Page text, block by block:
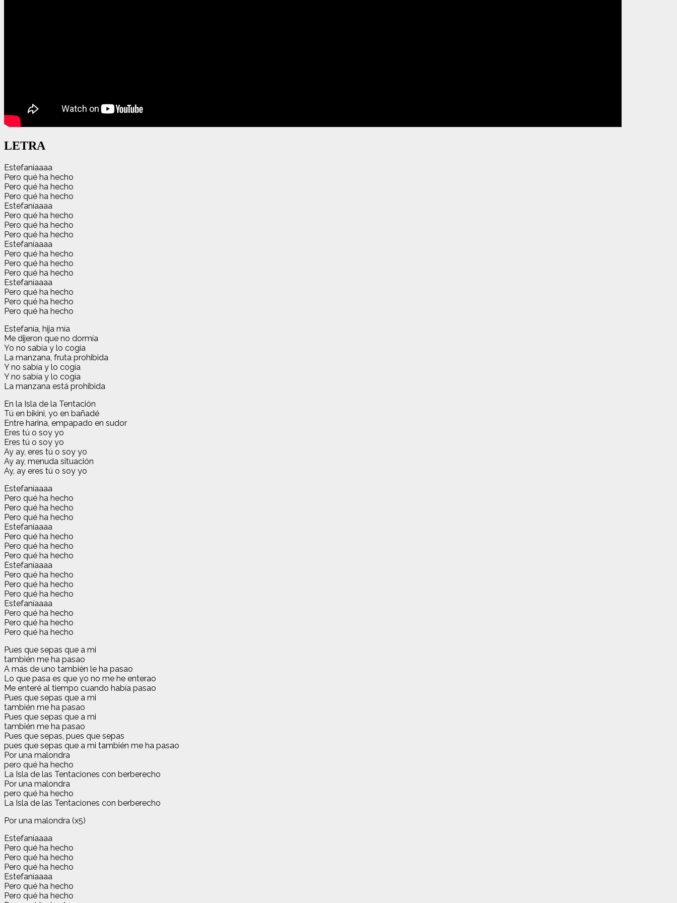
LETRA
Estefaníaaaa
Pero qué ha hecho
Pero qué ha hecho
Pero qué ha hecho
Estefaníaaaa
Pero qué ha hecho
Pero qué ha hecho
Pero qué ha hecho
Estefaníaaaa
Pero qué ha hecho
Pero qué ha hecho
Pero qué ha hecho
Estefaníaaaa
Pero qué ha hecho
Pero qué ha hecho
Pero qué ha hecho
Estefanía, hija mía
Me dijeron que no dormía
Yo no sabía y lo cogía
La manzana, fruta prohibida
Y no sabía y lo cogía
Y no sabía y lo cogía
La manzana está prohibida
En la Isla de la Tentación
Tú en bikini, yo en bañadé
Entre harina, empapado en sudor
Eres tú o soy yo
Eres tú o soy yo
Ay ay, eres tú o soy yo
Ay ay, menuda situación
Ay, ay eres tú o soy yo
Estefaníaaaa
Pero qué ha hecho
Pero qué ha hecho
Pero qué ha hecho
Estefaníaaaa
Pero qué ha hecho
Pero qué ha hecho
Pero qué ha hecho
Estefaníaaaa
Pero qué ha hecho
Pero qué ha hecho
Pero qué ha hecho
Estefaníaaaa
Pero qué ha hecho
Pero qué ha hecho
Pero qué ha hecho
Pues que sepas que a mi
también me ha pasao
A más de uno también le ha pasao
Lo que pasa es que yo no me he enterao
Me enteré al tiempo cuando había pasao
Pues que sepas que a mi
también me ha pasao
Pues que sepas que a mi
también me ha pasao
Pues que sepas, pues que sepas
pues que sepas que a mi también me ha pasao
Por una malondra
pero qué ha hecho
La Isla de las Tentaciones con berberecho
Por una malondra
pero qué ha hecho
La Isla de las Tentaciones con berberecho
Por una malondra (x5)
Estefaníaaaa
Pero qué ha hecho
Pero qué ha hecho
Pero qué ha hecho
Estefaníaaaa
Pero qué ha hecho
Pero qué ha hecho